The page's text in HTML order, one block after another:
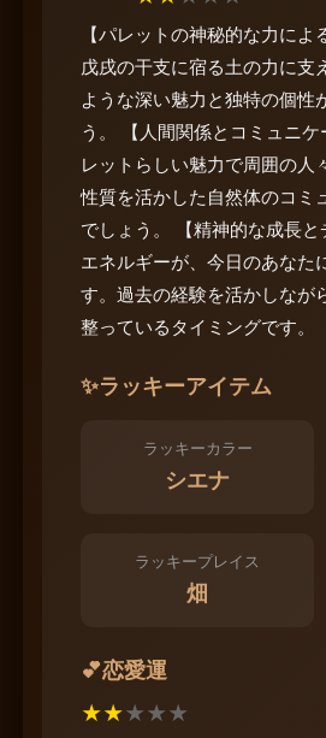
【パレットの神秘的な力に
戊戌の干支に宿る土の力に支
ような深い魅力と独特の個性
う。 【人間関係とコミュニ
レットらしい魅力で周囲の人
性質を活かした自然体のコミ
でしょう。 【精神的な成長
エネルギーが、今日のあなた
す。過去の経験を活かしなが
整っているタイミングです。
✨ラッキーアイテム
ラッキーカラー
シエナ
ラッキープレイス
畑
💕恋愛運
★★★★★